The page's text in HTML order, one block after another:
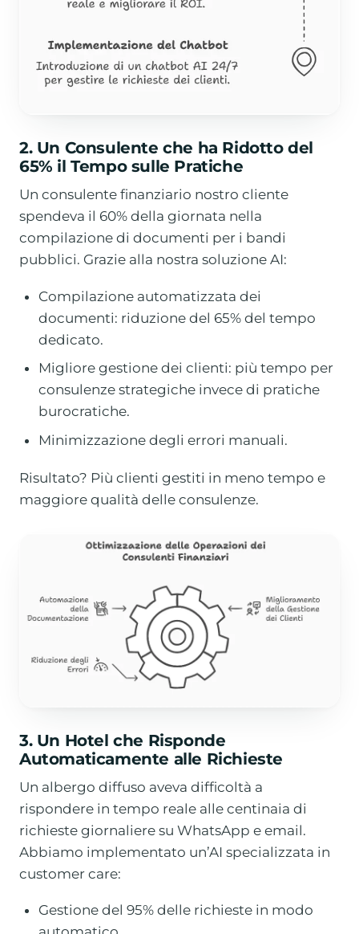
2. Un Consulente che ha Ridotto del
65% il Tempo sulle Pratiche
Un consulente finanziario nostro cliente
spendeva il 60% della giornata nella
compilazione di documenti per i bandi
pubblici. Grazie alla nostra soluzione AI:
Compilazione automatizzata dei
documenti: riduzione del 65% del tempo
dedicato.
Migliore gestione dei clienti: più tempo per
consulenze strategiche invece di pratiche
burocratiche.
Minimizzazione degli errori manuali.
Risultato? Più clienti gestiti in meno tempo e
maggiore qualità delle consulenze.
3. Un Hotel che Risponde
Automaticamente alle Richieste
Un albergo diffuso aveva difficoltà a
rispondere in tempo reale alle centinaia di
richieste giornaliere su WhatsApp e email.
Abbiamo implementato un’AI specializzata in
customer care:
Gestione del 95% delle richieste in modo